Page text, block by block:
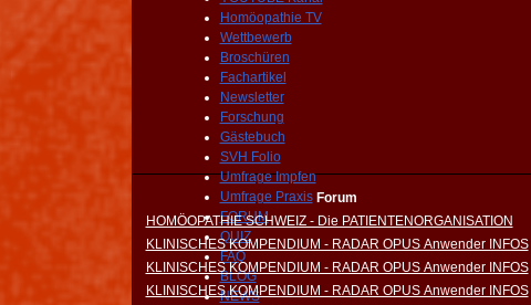
Homöopathie TV
Wettbewerb
Broschüren
Fachartikel
Newsletter
Forschung
Gästebuch
SVH Folio
Umfrage Impfen
Umfrage Praxis
FORUM
QUIZ
FAQ
BLOG
NEWS
Forum
HOMÖOPATHIE SCHWEIZ - Die PATIENTENORGANISATION
KLINISCHES KOMPENDIUM - RADAR OPUS Anwender INFOS
KLINISCHES KOMPENDIUM - RADAR OPUS Anwender INFOS
KLINISCHES KOMPENDIUM - RADAR OPUS Anwender INFOS